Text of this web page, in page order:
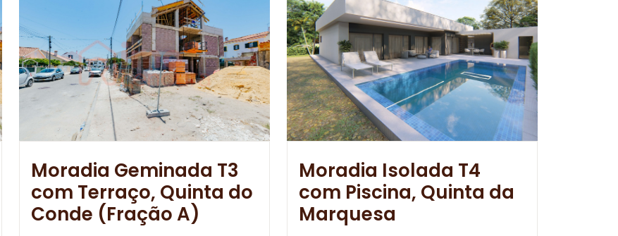
Moradia Geminada T3
com Terraço, Quinta do
Conde (Fração A)
Moradia Isolada T4
com Piscina, Quinta da
Marquesa